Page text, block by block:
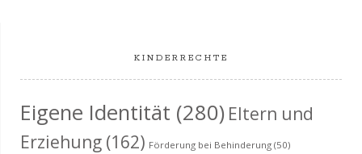
KINDERRECHTE
Eigene Identität (280) Eltern und
Erziehung (162) Förderung bei Behinderung (50)